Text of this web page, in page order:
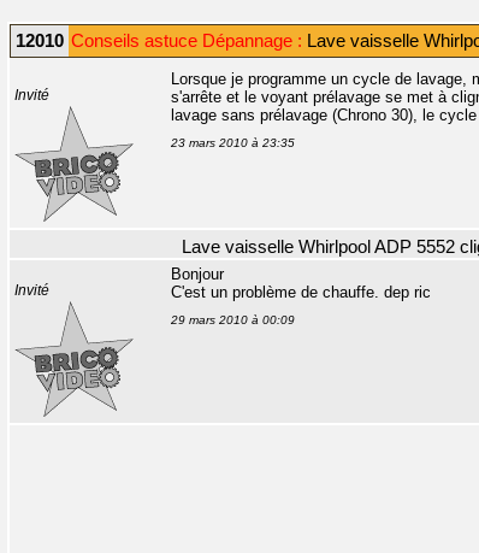
12010 Conseils astuce Dépannage : Lave vaisselle
Invité
Lorsque je programme un cycle de lavage,
s'arrête et le voyant prélavage se met à
lavage sans prélavage (Chrono 30), le
23 mars 2010 à 23:35
Lave vaisselle Whirlpool ADP 5552
Invité
Bonjour
C'est un problème de chauffe. dep ric
29 mars 2010 à 00:09